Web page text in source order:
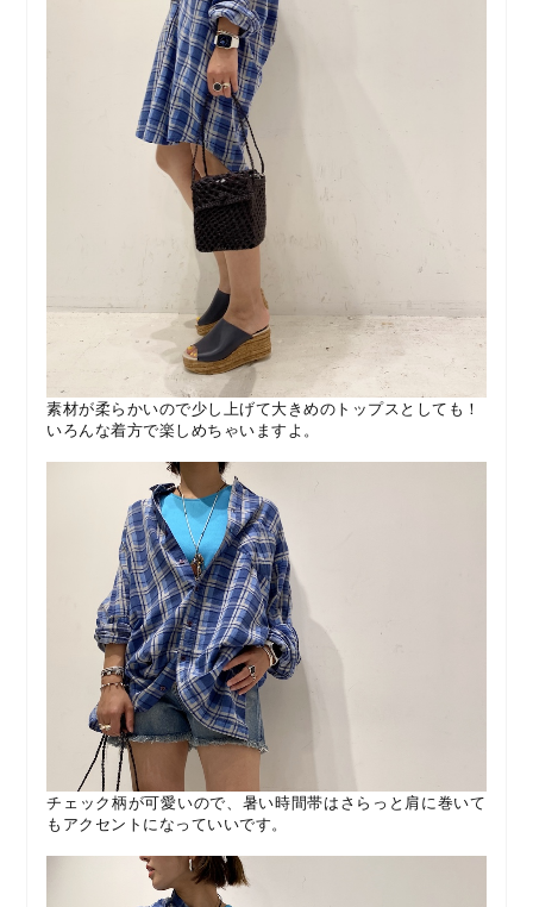
素材が柔らかいので少し上げて大きめのトップスとしても！
いろんな着方で楽しめちゃいますよ。
チェック柄が可愛いので、暑い時間帯はさらっと肩に巻いて
もアクセントになっていいです。